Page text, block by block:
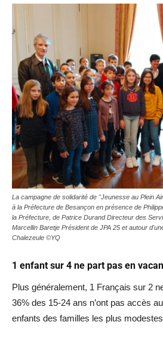
La campagne de solidarité de "Jeunesse au Plein
à la Préfecture de Besançon en présence de
la Préfecture, de Patrice Durand Directeur des
Marcellin Baretje Président de JPA 25 et autour
Chalezeule ©YQ
1 enfant sur 4 ne part pas en
Plus généralement, 1 Français sur 2
36% des 15-24 ans n’ont pas accès
enfants des familles les plus